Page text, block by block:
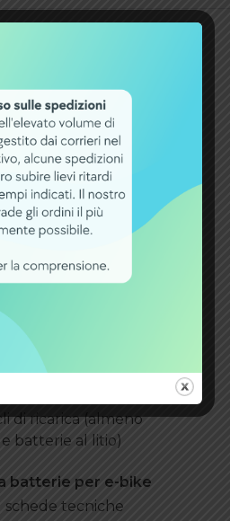
lemigliori batterie
fermarti solo al
valutare
effettiva
brand
(Battery
per la
di ricarica (almeno
batterie al litio)
batterie per e-bike
schede tecniche